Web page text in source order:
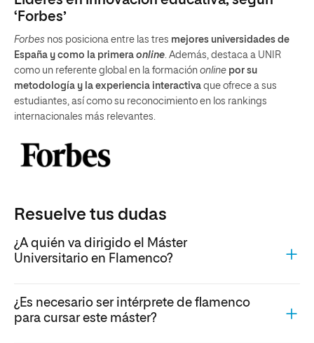
‘Forbes’
Forbes nos posiciona entre las tres mejores universidades de
España y como la primera online. Además, destaca a UNIR
como un referente global en la formación online por su
metodología y la experiencia interactiva que ofrece a sus
estudiantes, así como su reconocimiento en los rankings
internacionales más relevantes.
Resuelve tus dudas
¿A quién va dirigido el Máster
Universitario en Flamenco?
¿Es necesario ser intérprete de flamenco
para cursar este máster?